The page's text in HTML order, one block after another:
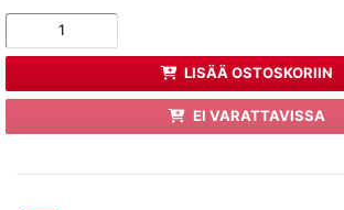
LISÄÄ OSTOSKORIIN
EI VARATTAVISSA